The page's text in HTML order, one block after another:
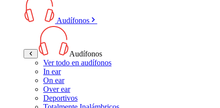
Audífonos
Audífonos
Ver todo en audífonos
In ear
On ear
Over ear
Deportivos